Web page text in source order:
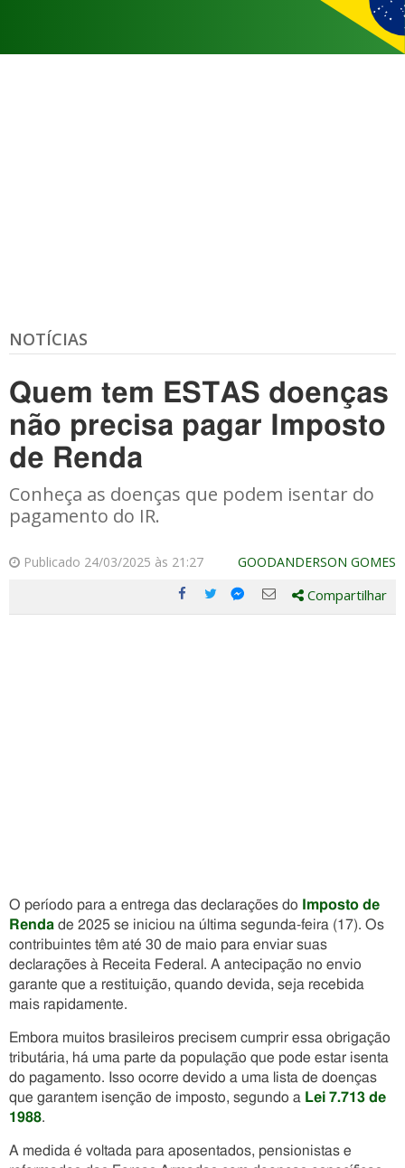
NOTÍCIAS
Quem tem ESTAS doenças
não precisa pagar Imposto
de Renda
Conheça as doenças que podem isentar do
pagamento do IR.
Publicado 24/03/2025 às 21:27 GOODANDERSON GOMES
Compartilhe
Compartilhe
Compartilhe
Compartilhe
Compartilhar
O período para a entrega das declarações do Imposto de
Renda de 2025 se iniciou na última segunda-feira (17). Os
contribuintes têm até 30 de maio para enviar suas
declarações à Receita Federal. A antecipação no envio
garante que a restituição, quando devida, seja recebida
mais rapidamente.
Embora muitos brasileiros precisem cumprir essa obrigação
tributária, há uma parte da população que pode estar isenta
do pagamento. Isso ocorre devido a uma lista de doenças
que garantem isenção de imposto, segundo a Lei 7.713 de
1988.
A medida é voltada para aposentados, pensionistas e